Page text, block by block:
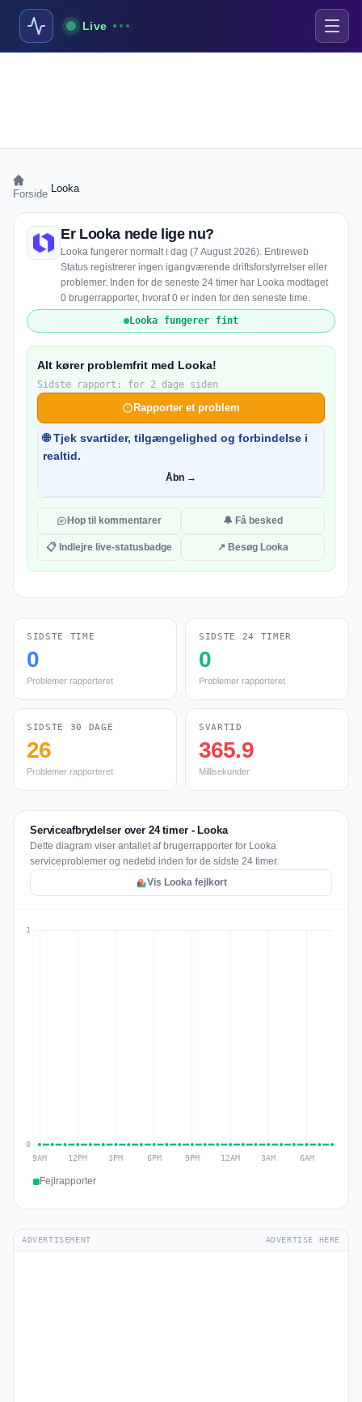
Live
Forside Looka
Er Looka nede lige nu?
Looka fungerer normalt i dag (7 August 2026). Entireweb
Status registrerer ingen igangværende driftsforstyrrelser eller
problemer. Inden for de seneste 24 timer har Looka modtaget
0 brugerrapporter, hvoraf 0 er inden for den seneste time.
Looka fungerer fint
Alt kører problemfrit med Looka!
Sidste rapport: for 2 dage siden
Rapporter et problem
🌐 Tjek svartider, tilgængelighed og forbindelse i
realtid.
Åbn →
Hop til kommentarer 🔔 Få besked
📋 Indlejre live-statusbadge ↗ Besøg Looka
SIDSTE TIME
0
Problemer rapporteret
SIDSTE 24 TIMER
0
Problemer rapporteret
SIDSTE 30 DAGE
26
Problemer rapporteret
SVARTID
365.9
Millisekunder
Serviceafbrydelser over 24 timer - Looka
Dette diagram viser antallet af brugerrapporter for Looka
serviceproblemer og nedetid inden for de sidste 24 timer.
Vis Looka fejlkort
Fejlrapporter
ADVERTISEMENT ADVERTISE HERE